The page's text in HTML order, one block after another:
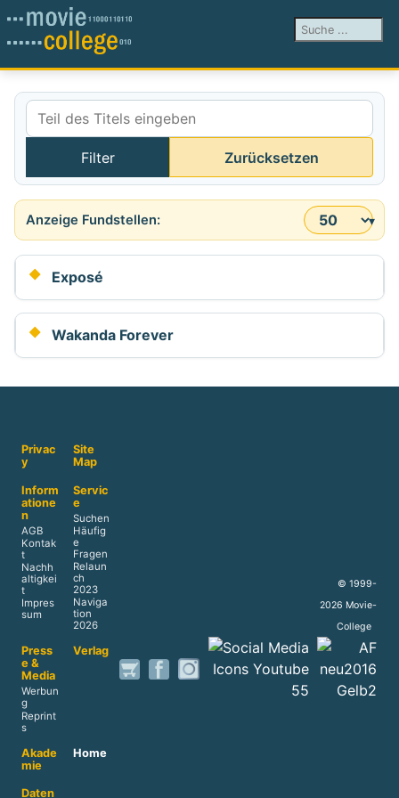
Suchen ...
Teil des Titels eingeben
Filter Zurücksetzen
Anzeige #
Exposé
Wakanda Forever
Privac
y
Site
Map
Inform
atione
n
AGB
Kontak
t
Nachh
altigkei
t
Impres
sum
Servic
e
Suchen
Häufig
e
Fragen
Relaun
ch
2023
Naviga
tion
2026
Press
e &
Media
Werbun
g
Reprint
s
Verlag
Akade
mie
Home
Daten
© 1999-
2026 Movie-
College